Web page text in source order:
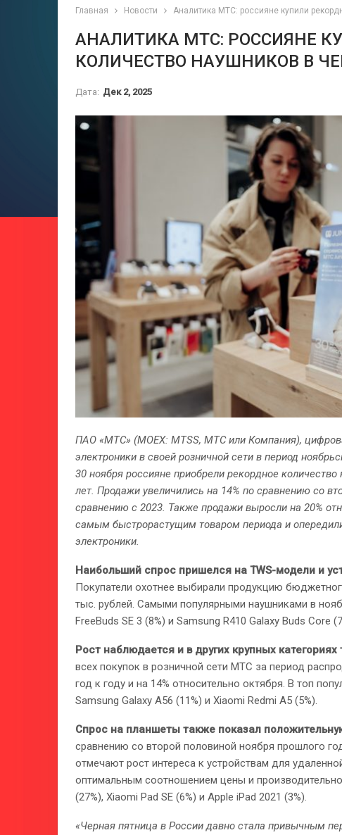
Главная Новости Аналитика МТС: россияне купили
АНАЛИТИКА МТС: РОССИЯНЕ
КОЛИЧЕСТВО НАУШНИКОВ В
Дата: Дек 2, 2025
ПАО «МТС» (MOEX: MTSS, МТС или Компания),
электроники в своей розничной сети в период
30 ноября россияне приобрели рекордное
лет. Продажи увеличились на 14% по сравнению со
сравнению с 2023. Также продажи выросли на 20%
самым быстрорастущим товаром периода и
электроники.
Наибольший спрос пришелся на TWS-модели и
Покупатели охотнее выбирали продукцию
тыс. рублей. Самыми популярными наушниками в
FreeBuds SE 3 (8%) и Samsung R410 Galaxy Buds Core
Рост наблюдается и в других крупных категориях
всех покупок в розничной сети МТС за период
год к году и на 14% относительно октября. В топ
Samsung Galaxy A56 (11%) и Xiaomi Redmi A5 (5%).
Спрос на планшеты также показал
сравнению со второй половиной ноября прошлого
отмечают рост интереса к устройствам для
оптимальным соотношением цены и
(27%), Xiaomi Pad SE (6%) и Apple iPad 2021 (3%).
«Черная пятница в России давно стала привычным